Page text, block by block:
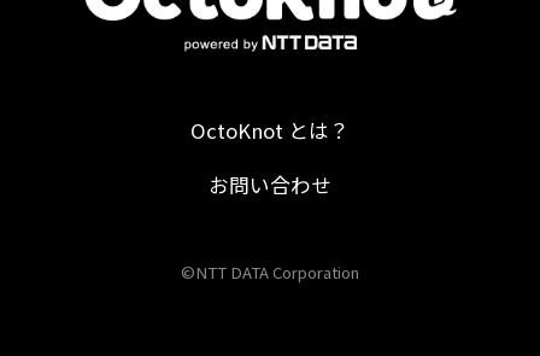
OctoKnot とは？
お問い合わせ
©NTT DATA Corporation